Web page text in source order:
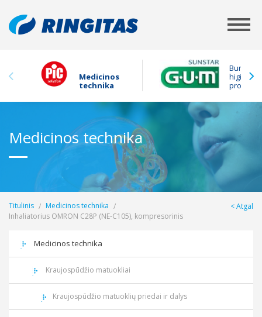
Medicinos
technika
Burnos
higienos
Medicinos technika
Atgal
Titulinis
Medicinos technika
Inhaliatorius OMRON C28P (NE-C105), kompresorinis
Medicinos technika
Kraujospūdžio matuokliai
Kraujospūdžio matuoklių priedai ir dalys